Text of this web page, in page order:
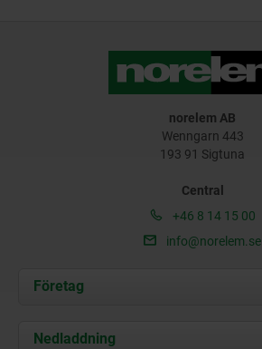
norelem AB
Wenngarn 443
193 91 Sigtuna
Central
+46 8 14 15 00
info@norelem.se
Företag
Om oss
Nedladdning